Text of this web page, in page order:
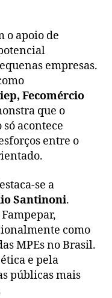
o apoio de
empresas.
Fecomércio
que o
acontece
entre o
se a
Santinoni.
como
MPEs no Brasil.
e pela
públicas mais